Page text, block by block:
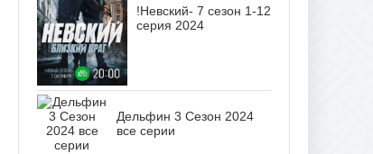
!Невский- 7 сезон 1-12
серия 2024
Дельфин 3 Сезон 2024
все серии